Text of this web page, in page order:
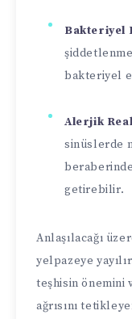
Bakteriyel
bakteriyel
Alerjik
sinüslerde
beraberinde
getirebilir.
Anlaşılacağı
yelpazeye
teşhisin önemini
ağrısını